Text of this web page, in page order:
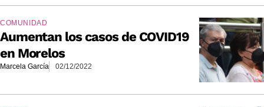
COMUNIDAD
Aumentan los casos de COVID19
en Morelos
Marcela García 02/12/2022